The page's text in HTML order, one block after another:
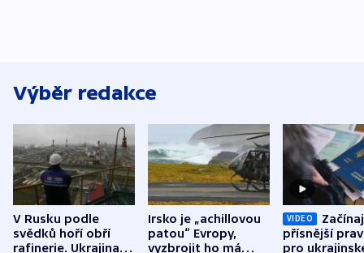
Výběr redakce
V Rusku podle
svědků hoří obří
rafinerie. Ukrajina
Irsko je „achillovou
patou“ Evropy,
vyzbrojit ho má
VIDEO
přísnější
pro